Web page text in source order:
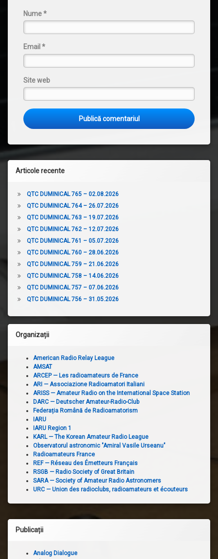
Nume*
Email *
Site web
Articole recente
QTC DUMINICAL 765 – 02.08.2026
QTC DUMINICAL 764 – 26.07.2026
QTC DUMINICAL 763 – 19.07.2026
QTC DUMINICAL 762 – 12.07.2026
QTC DUMINICAL 761 – 05.07.2026
QTC DUMINICAL 760 – 28.06.2026
QTC DUMINICAL 759 – 21.06.2026
QTC DUMINICAL 758 – 14.06.2026
QTC DUMINICAL 757 – 07.06.2026
QTC DUMINICAL 756 – 31.05.2026
Organizații
American Radio Relay League
AMSAT
ARCEP — Les radioamateurs de France
ARI — Associazione Radioamatori Italiani
ARISS — Amateur Radio on the International Space Station
DARC — Deutscher Amateur-Radio-Club
Federația Română de Radioamatorism
IARU
IARU Region 1
KARL — The Korean Amateur Radio League
Observatorul astronomic "Amiral Vasile Urseanu"
Radioamateurs France
REF — Réseau des Émetteurs Français
RSGB — Radio Society of Great Britain
SARA — Society of Amateur Radio Astronomers
URC — Union des radioclubs, radioamateurs et écouteurs
Publicații
Analog Dialogue